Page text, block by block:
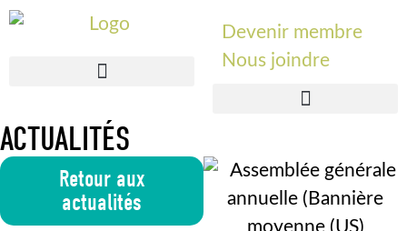
Devenir membre
Nous joindre
ACTUALITÉS
Retour aux
actualités